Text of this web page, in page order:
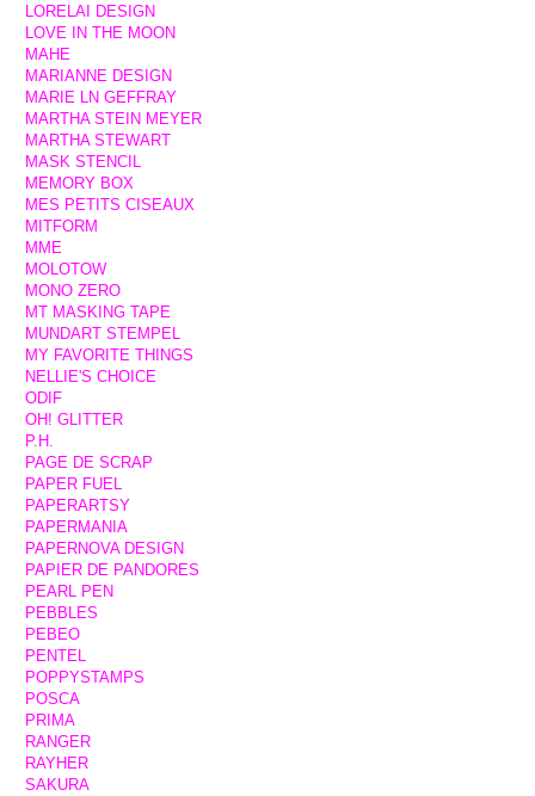
LORELAI DESIGN
LOVE IN THE MOON
MAHE
MARIANNE DESIGN
MARIE LN GEFFRAY
MARTHA STEIN MEYER
MARTHA STEWART
MASK STENCIL
MEMORY BOX
MES PETITS CISEAUX
MITFORM
MME
MOLOTOW
MONO ZERO
MT MASKING TAPE
MUNDART STEMPEL
MY FAVORITE THINGS
NELLIE'S CHOICE
ODIF
OH! GLITTER
P.H.
PAGE DE SCRAP
PAPER FUEL
PAPERARTSY
PAPERMANIA
PAPERNOVA DESIGN
PAPIER DE PANDORES
PEARL PEN
PEBBLES
PEBEO
PENTEL
POPPYSTAMPS
POSCA
PRIMA
RANGER
RAYHER
SAKURA